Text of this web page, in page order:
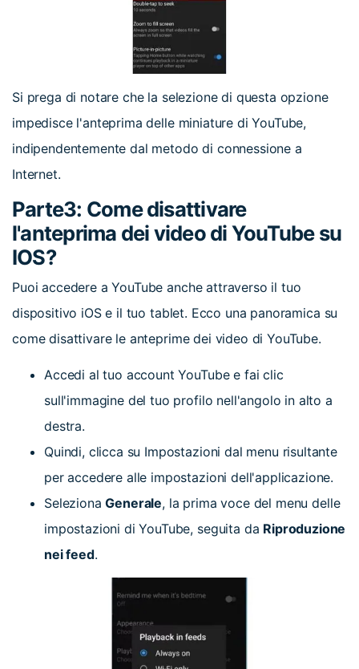
Si prega di notare che la selezione di questa opzione
impedisce l'anteprima delle miniature di YouTube,
indipendentemente dal metodo di connessione a
Internet.
Parte3: Come disattivare
l'anteprima dei video di YouTube su
IOS?
Puoi accedere a YouTube anche attraverso il tuo
dispositivo iOS e il tuo tablet. Ecco una panoramica su
come disattivare le anteprime dei video di YouTube.
Accedi al tuo account YouTube e fai clic
sull'immagine del tuo profilo nell'angolo in alto a
destra.
Quindi, clicca su Impostazioni dal menu risultante
per accedere alle impostazioni dell'applicazione.
Seleziona Generale, la prima voce del menu delle
impostazioni di YouTube, seguita da Riproduzione
nei feed.